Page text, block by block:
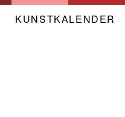
NAVIGATION
KUNSTKALENDER